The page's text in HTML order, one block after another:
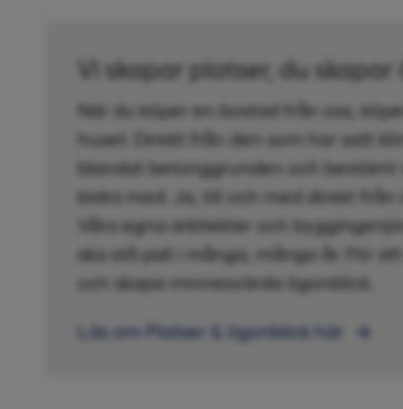
Vi skapar platser, du skapar
När du köper en bostad från oss,
huset. Direkt från den som har satt
blandat betonggrunden och
bidra med. Ja, till och med direkt
Våra egna arkitekter och
ska stå pall i många, många år. För
och skapa minnesvärda ögonblick.
Läs om Platser & ögonblick här